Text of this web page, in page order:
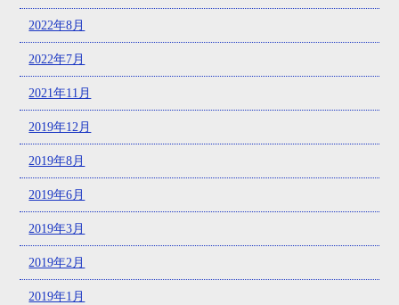
2022年8月
2022年7月
2021年11月
2019年12月
2019年8月
2019年6月
2019年3月
2019年2月
2019年1月